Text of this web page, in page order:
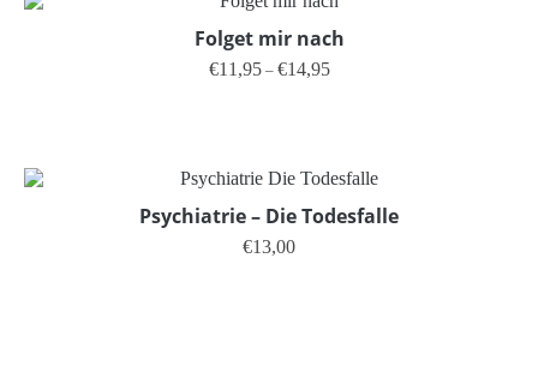
Folget mir nach
€11,95 – €14,95Preisspanne: €11,95 bis €14,95
Psychiatrie – Die Todesfalle
€13,00